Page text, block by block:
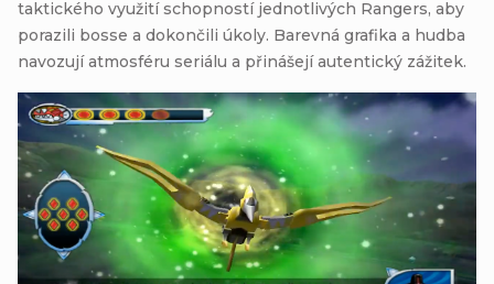
taktického využití schopností jednotlivých Rangers, aby
porazili bosse a dokončili úkoly. Barevná grafika a hudba
navozují atmosféru seriálu a přinášejí autentický zážitek.